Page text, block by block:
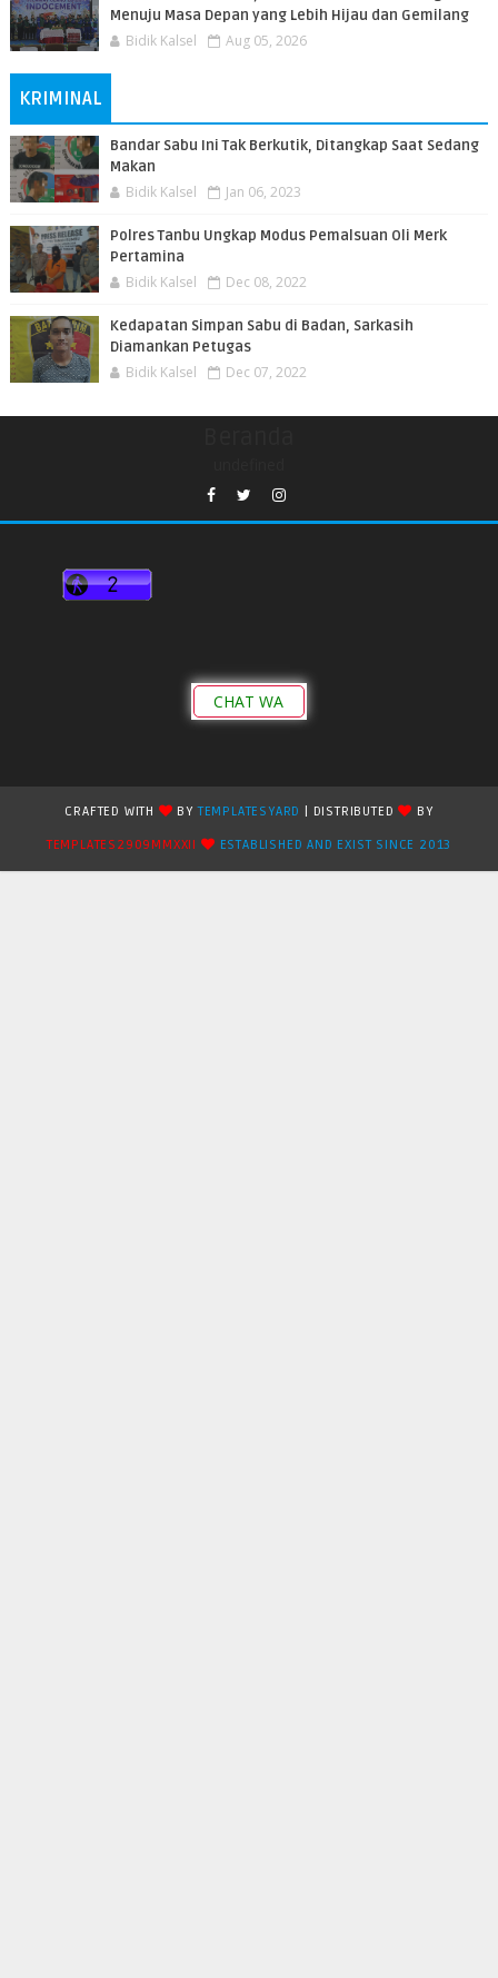
Menuju Masa Depan yang Lebih Hijau dan Gemilang
Bidik Kalsel Aug 05, 2026
KRIMINAL
Bandar Sabu Ini Tak Berkutik, Ditangkap Saat Sedang
Makan
Bidik Kalsel Jan 06, 2023
Polres Tanbu Ungkap Modus Pemalsuan Oli Merk
Pertamina
Bidik Kalsel Dec 08, 2022
Kedapatan Simpan Sabu di Badan, Sarkasih
Diamankan Petugas
Bidik Kalsel Dec 07, 2022
CHAT WA
CRAFTED WITH BYTEMPLATESYARD | DISTRIBUTED
BY
TEMPLATES2909MMXXII
ESTABLISHED AND EXIST SINCE 2013